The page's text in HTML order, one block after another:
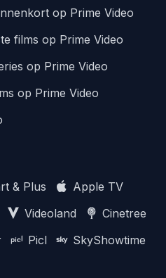
op Prime Video
films op Prime Video
op Prime Video
op Prime Video
& Plus
Apple TV
Videoland
Cinetree
Picl
SkyShowtime